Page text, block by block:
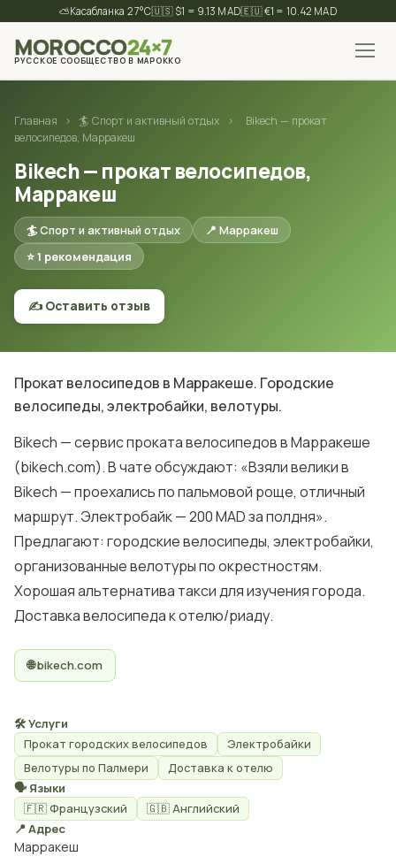
⛅ 27°C🇺🇸 $1 = 9.13 MAD🇪🇺 €1 = 10.42 MAD
MOROCCO24×7
РУССКОЕ СООБЩЕСТВО В МАРОККО
Главная › 🏄 Спорт и активный отдых ›
Bikech — прокат
велосипедов, Марракеш
Bikech — прокат велосипедов,
Марракеш
🏄 Спорт и активный отдых
📍 Марракеш
⭐ 1 рекомендация
✍️ Оставить отзыв
Прокат велосипедов в Марракеше. Городские
велосипеды, электробайки, велотуры.
Bikech — сервис проката велосипедов в Марракеше
(bikech.com). В чате обсуждают: «Взяли велики в
Bikech — проехались по пальмовой роще, отличный
маршрут. Электробайк — 200 MAD за полдня».
Предлагают: городские велосипеды, электробайки,
организованные велотуры по окрестностям.
Хорошая альтернатива такси для изучения города.
Доставка велосипеда к отелю/риаду.
🌐 bikech.com
🛠 Услуги
Прокат городских велосипедов
Электробайки
Велотуры по Палмери
Доставка к отелю
🗣 Языки
🇫🇷 Французский
🇬🇧 Английский
📍 Адрес
Марракеш